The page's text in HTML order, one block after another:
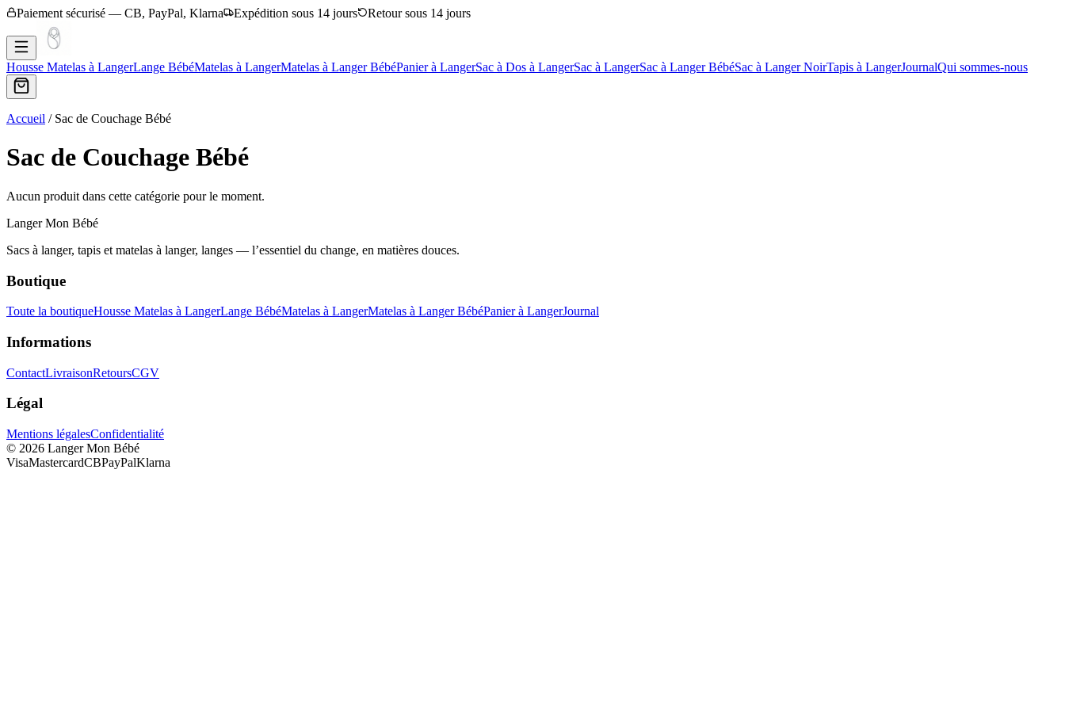
Paiement sécurisé — CB, PayPal, Klarna Expédition sous 14 jours Retour sous 14 jours
Housse Matelas à LangerLange BébéMatelas à LangerMatelas à Langer BébéPanier à LangerSac à Dos à LangerSac à LangerSac à Langer BébéSac à Langer NoirTapis à LangerJournalQui sommes-nous
Accueil / Sac de Couchage Bébé
Sac de Couchage Bébé
Aucun produit dans cette catégorie pour le moment.
Langer Mon Bébé
Sacs à langer, tapis et matelas à langer, langes — l’essentiel du change, en matières douces.
Boutique
Toute la boutiqueHousse Matelas à LangerLange BébéMatelas à LangerMatelas à Langer BébéPanier à LangerJournal
Informations
ContactLivraisonRetoursCGV
Légal
Mentions légalesConfidentialité
© 2026 Langer Mon Bébé
VisaMastercardCBPayPalKlarna